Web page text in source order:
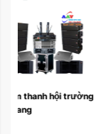
Lắp đặt dàn âm
trường huyện Yên